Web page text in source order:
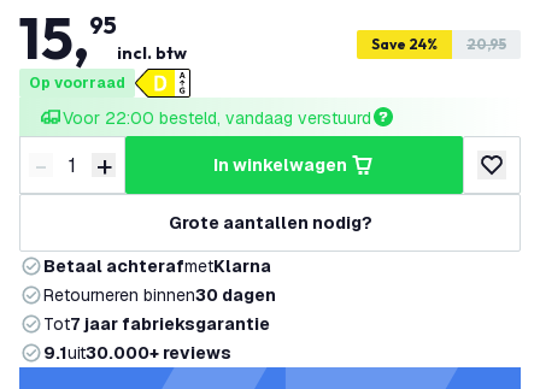
15,95
incl. btw Save 24% 20,95
Op voorraad
Voor 22:00 besteld, vandaag verstuurd
Verminder hoeveelheid
- Verhoog hoeveelheid
+ in winkelwagen
Grote aantallen nodig?
Betaal achterafmetKlarna
Retourneren binnen30 dagen
Tot7 jaar fabrieksgarantie
9.1uit30.000+ reviews